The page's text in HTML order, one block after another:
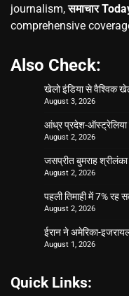
journalism,समाचार
comprehensive
Also Check:
खेलो इंडिया से वैश्विक
August 3, 2026
आंध्र प्रदेश-ऑस्ट्रेलिया
August 2, 2026
जसप्रीत बुमराह
August 2, 2026
पहली तिमाही में 7% रह
August 2, 2026
ईरान ने अमेरिका-
August 1, 2026
Quick Links: